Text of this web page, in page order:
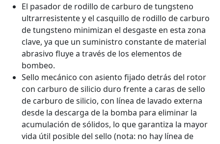
El pasador de rodillo de carburo de tungsteno
ultrarresistente y el casquillo de rodillo de carburo
de tungsteno minimizan el desgaste en esta zona
clave, ya que un suministro constante de material
abrasivo fluye a través de los elementos de
bombeo.
Sello mecánico con asiento fijado detrás del rotor
con carburo de silicio duro frente a caras de sello
de carburo de silicio, con línea de lavado externa
desde la descarga de la bomba para eliminar la
acumulación de sólidos, lo que garantiza la mayor
vida útil posible del sello (nota: no hay línea de